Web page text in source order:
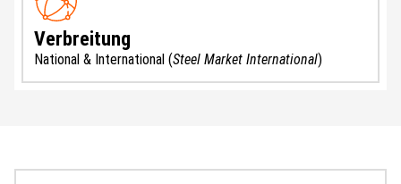
Verbreitung
National & International (Steel Market International)